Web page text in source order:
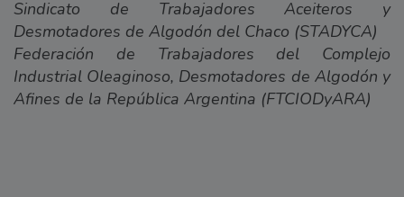
Sindicato de Trabajadores Aceiteros y
Desmotadores de Algodón del Chaco (STADYCA)
Federación de Trabajadores del Complejo
Industrial Oleaginoso, Desmotadores de Algodón y
Afines de la República Argentina (FTCIODyARA)